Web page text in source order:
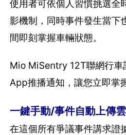
使用者可依個人習慣挑選全
影機制，同時事件發生當下
間即刻掌握車輛狀態。
Mio MiSentry 12T聯網行車
App推播通知，讓您立即掌
一鍵手動/事件自動上傳
在這個所有爭議事件講求證